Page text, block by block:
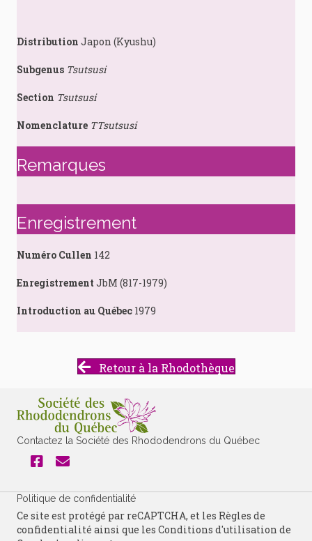
Distribution Japon (Kyushu)
Subgenus Tsutsusi
Section Tsutsusi
Nomenclature TTsutsusi
Remarques
Enregistrement
Numéro Cullen 142
Enregistrement JbM (817-1979)
Introduction au Québec 1979
Retour à la Rhodothèque
Contactez la Société des Rhododendrons du Québec
Politique de confidentialité
Ce site est protégé par reCAPTCHA, et les Règles de
confidentialité ainsi que les Conditions d'utilisation de